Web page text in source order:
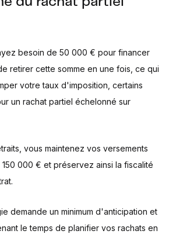
besoin de 50 000 € pour financer
retirer cette somme en une fois, ce qui
votre taux d'imposition, certains
un rachat partiel échelonné sur
vous maintenez vos versements
000 € et préservez ainsi la fiscalité
demande un minimum d'anticipation et
le temps de planifier vos rachats en